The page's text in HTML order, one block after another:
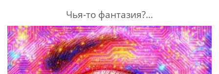
Чья-то фантазия?...